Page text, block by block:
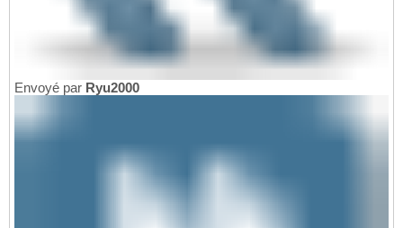
Envoyé par Ryu2000